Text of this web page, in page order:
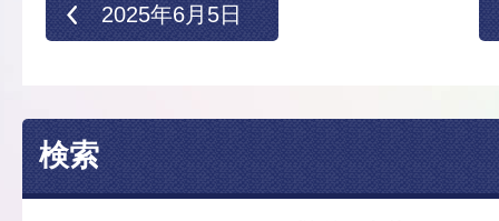
2025年6月5日
検索